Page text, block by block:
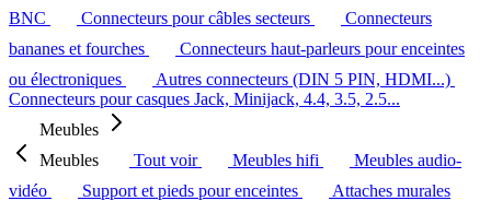
BNC
Connecteurs pour câbles secteurs
Connecteurs
bananes et fourches
Connecteurs haut-parleurs pour enceintes
ou électroniques
Autres connecteurs (DIN 5 PIN, HDMI...)
Connecteurs pour casques Jack, Minijack, 4.4, 3.5, 2.5...
Meubles
Meubles
Tout voir Meubles hifi
Meubles audio-
vidéo
Support et pieds pour enceintes
Attaches murales